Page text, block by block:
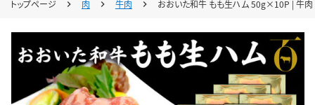
トップページ 肉 牛肉 おおいた和牛 もも生ハム 50g×10P | 牛